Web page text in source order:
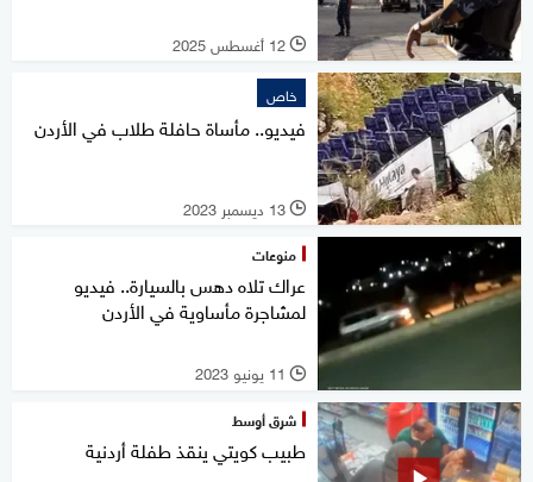
l 12 أغسطس 2025
خاص
فيديو.. مأساة حافلة طلاب في الأردن
l 13 ديسمبر 2023
منوعات
عراك تلاه دهس بالسيارة.. فيديو
لمشاجرة مأساوية في الأردن
l 11 يونيو 2023
شرق أوسط
طبيب كويتي ينقذ طفلة أردنية